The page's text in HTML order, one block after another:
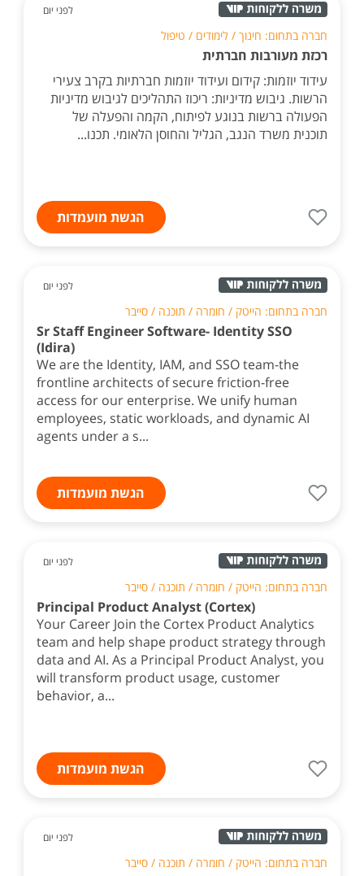
לפני יום
חברה בתחום: חינוך / לימודים / טיפול
רכזת מעורבות חברתית
עידוד יוזמות: קידום ועידוד יוזמות חברתיות בקרב צעירי
הרשות. גיבוש מדיניות: ריכוז התהליכים לגיבוש מדיניות
הפעולה ברשות בנוגע לפיתוח, הקמה והפעלה של
תוכנית משרד הנגב, הגליל והחוסן הלאומי. תכנו...
הגשת מועמדות
לפני יום
חברה בתחום: הייטק / חומרה / תוכנה / סייבר
Sr Staff Engineer Software- Identity SSO
(Idira)
We are the Identity, IAM, and SSO team-the
frontline architects of secure friction-free
access for our enterprise. We unify human
employees, static workloads, and dynamic AI
agents under a s...
הגשת מועמדות
לפני יום
חברה בתחום: הייטק / חומרה / תוכנה / סייבר
Principal Product Analyst (Cortex)
Your Career Join the Cortex Product Analytics
team and help shape product strategy through
data and AI. As a Principal Product Analyst, you
will transform product usage, customer
behavior, a...
הגשת מועמדות
לפני יום
חברה בתחום: הייטק / חומרה / תוכנה / סייבר